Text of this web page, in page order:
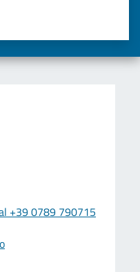
5
+39 0789 790715